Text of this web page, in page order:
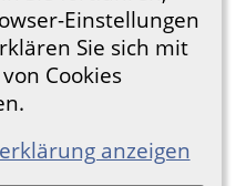
Einstellungen
Sie sich mit
Cookies
anzeigen
... 14 15 16 17 18
wechseln